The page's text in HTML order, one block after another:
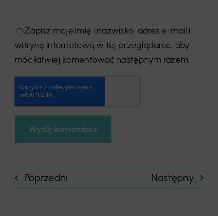
Zapisz moje imię i nazwisko, adres e-mail i
witrynę internetową w tej przeglądarce, aby
móc łatwiej komentować następnym razem.
Poprzedni Następny